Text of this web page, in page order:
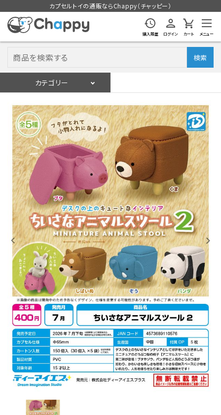
カプセルトイの通販ならChappy（チャッピー）
購入履歴 ログイン カート メニュー
検索
カテゴリー
ログイン 会員登録
入荷スケジュールをチェック
カプセルトイマシン本体
カプセルトイ
販促用空カプセル
レンタル
景品・玩具・文具
販促用カプセルトイ
ご利用ガイド
06-6282-7659